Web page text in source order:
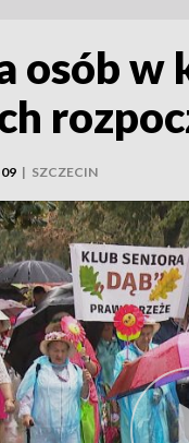
osób
| SZCZECIN